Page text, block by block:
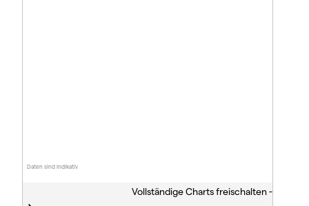
Daten sind indikativ
Vollständige Charts freischalten -